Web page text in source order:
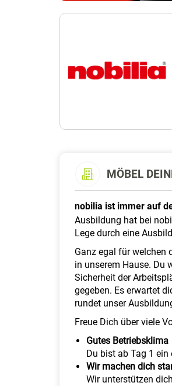
MÖBEL
nobilia ist immer auf
Ausbildung hat bei
Lege durch eine
Ganz egal für welchen
in unserem Hause. Du
Sicherheit der
gegeben. Es erwartet
rundet unser
Freue Dich über viele
Gutes Betriebsklima
Du bist ab Tag 1 ein
Wir machen dich
Wir unterstützen